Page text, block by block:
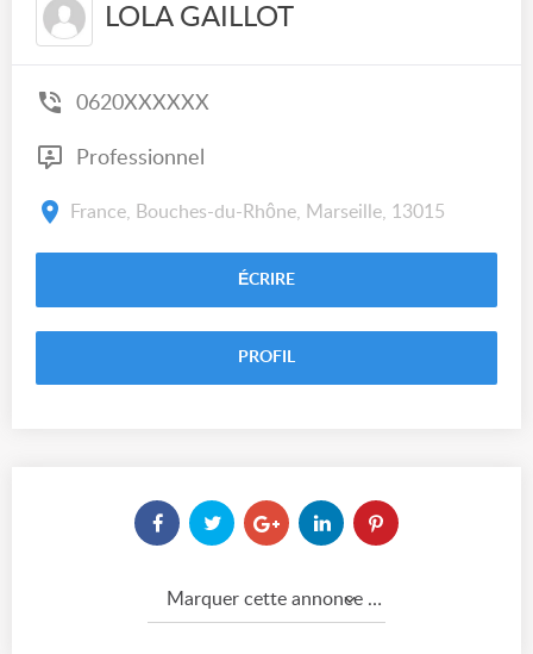
LOLA GAILLOT
0620XXXXXX
Professionnel
France, Bouches-du-Rhône, Marseille, 13015
ÉCRIRE
PROFIL
Marquer cette annonce comme...